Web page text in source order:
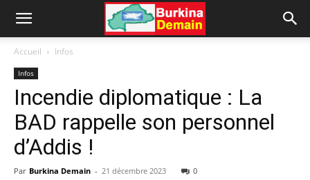
Accueil Infos
Infos
Incendie diplomatique : La
BAD rappelle son personnel
d’Addis !
Par Burkina Demain - 21 décembre 2023 0